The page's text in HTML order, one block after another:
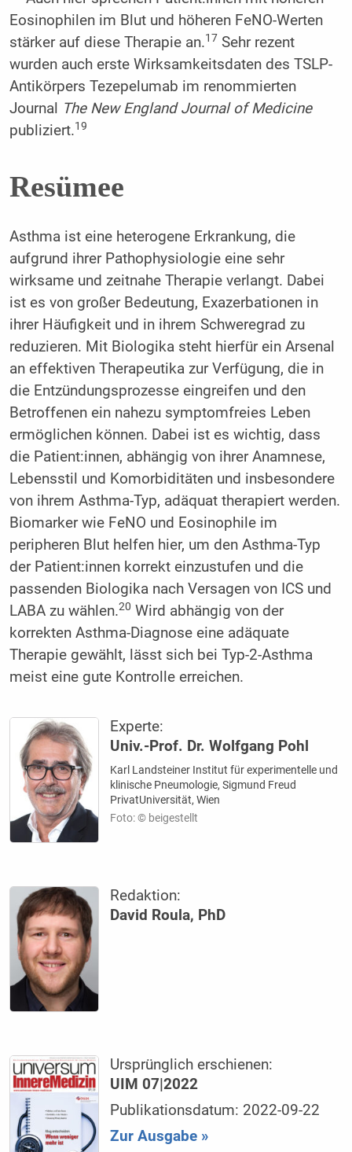
Eosinophilen im Blut und höheren FeNO-Werten
stärker auf diese Therapie an.17 Sehr rezent
wurden auch erste Wirksamkeitsdaten des TSLP-
Antikörpers Tezepelumab im renommierten
Journal The New England Journal of Medicine
publiziert.19
Resümee
Asthma ist eine heterogene Erkrankung, die
aufgrund ihrer Pathophysiologie eine sehr
wirksame und zeitnahe Therapie verlangt. Dabei
ist es von großer Bedeutung, Exazerbationen in
ihrer Häufigkeit und in ihrem Schweregrad zu
reduzieren. Mit Biologika steht hierfür ein Arsenal
an effektiven Therapeutika zur Verfügung, die in
die Entzündungsprozesse eingreifen und den
Betroffenen ein nahezu symptomfreies Leben
ermöglichen können. Dabei ist es wichtig, dass
die Patient:innen, abhängig von ihrer Anamnese,
Lebensstil und Komorbiditäten und insbesondere
von ihrem Asthma-Typ, adäquat therapiert werden.
Biomarker wie FeNO und Eosinophile im
peripheren Blut helfen hier, um den Asthma-Typ
der Patient:innen korrekt einzustufen und die
passenden Biologika nach Versagen von ICS und
LABA zu wählen.20 Wird abhängig von der
korrekten Asthma-Diagnose eine adäquate
Therapie gewählt, lässt sich bei Typ-2-Asthma
meist eine gute Kontrolle erreichen.
Experte:
Univ.-Prof. Dr. Wolfgang Pohl
Karl Landsteiner Institut für experimentelle und
klinische Pneumologie, Sigmund Freud
PrivatUniversität, Wien
Foto: © beigestellt
Redaktion:
David Roula, PhD
Ursprünglich erschienen:
UIM 07|2022
Publikationsdatum: 2022-09-22
Zur Ausgabe »